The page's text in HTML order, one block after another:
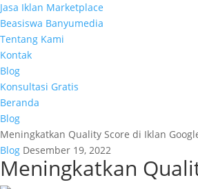
Jasa Iklan Marketplace
Beasiswa Banyumedia
Tentang Kami
Kontak
Blog
Konsultasi Gratis
Beranda
Blog
Meningkatkan Quality Score di Iklan
Blog Desember 19, 2022
Meningkatkan